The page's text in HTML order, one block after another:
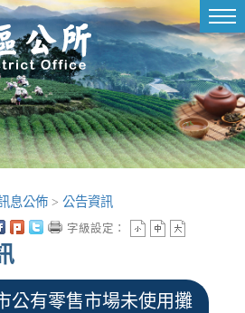
息公佈 > 公告資訊
字級設定：
公有零售市場未使用攤